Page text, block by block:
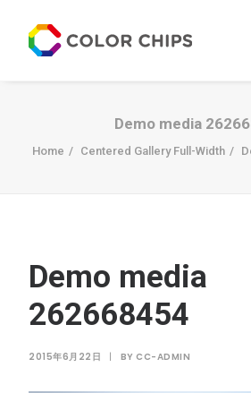
サービス
ニュース
Demo media
Home Centered Gallery Full-Width
Demo media
262668454
2015年6月22日 | BY CC-ADMIN